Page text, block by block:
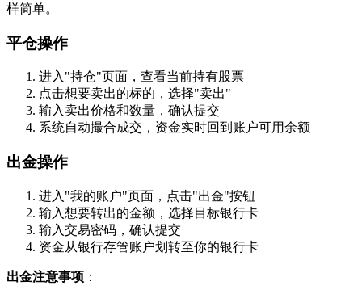
样简单。
平仓操作
进入"持仓"页面，查看当前持有股票
点击想要卖出的标的，选择"卖出"
输入卖出价格和数量，确认提交
系统自动撮合成交，资金实时回到账户可用余额
出金操作
进入"我的账户"页面，点击"出金"按钮
输入想要转出的金额，选择目标银行卡
输入交易密码，确认提交
资金从银行存管账户划转至你的银行卡
出金注意事项 ‌：